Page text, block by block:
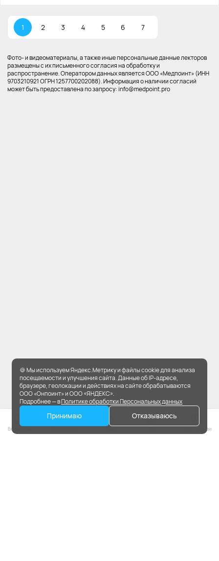
1 2 3 4 5 6 7
Фото- и видеоматериалы, а также иные персональные данные лекторов
размещены с их письменного согласия на обработку и
распространение. Оператором данных является ООО «Медпоинт» (ИНН
9703210921 ОГРН 1257700202088). Информация о наличии согласий
может быть предоставлена по запросу: info@medpoint.pro
🍪 Мы используем Яндекс.Метрику и файлы cookie для анализа
посещаемости и улучшения сайта. Данные об IP-адресе,
браузере, геолокации и действиях на сайте обрабатываются
ООО «Онпоинт» и ООО «ЯНДЕКС».
Подробнее — вПолитике обработки Персональных данных
Принимаю Отказываюсь